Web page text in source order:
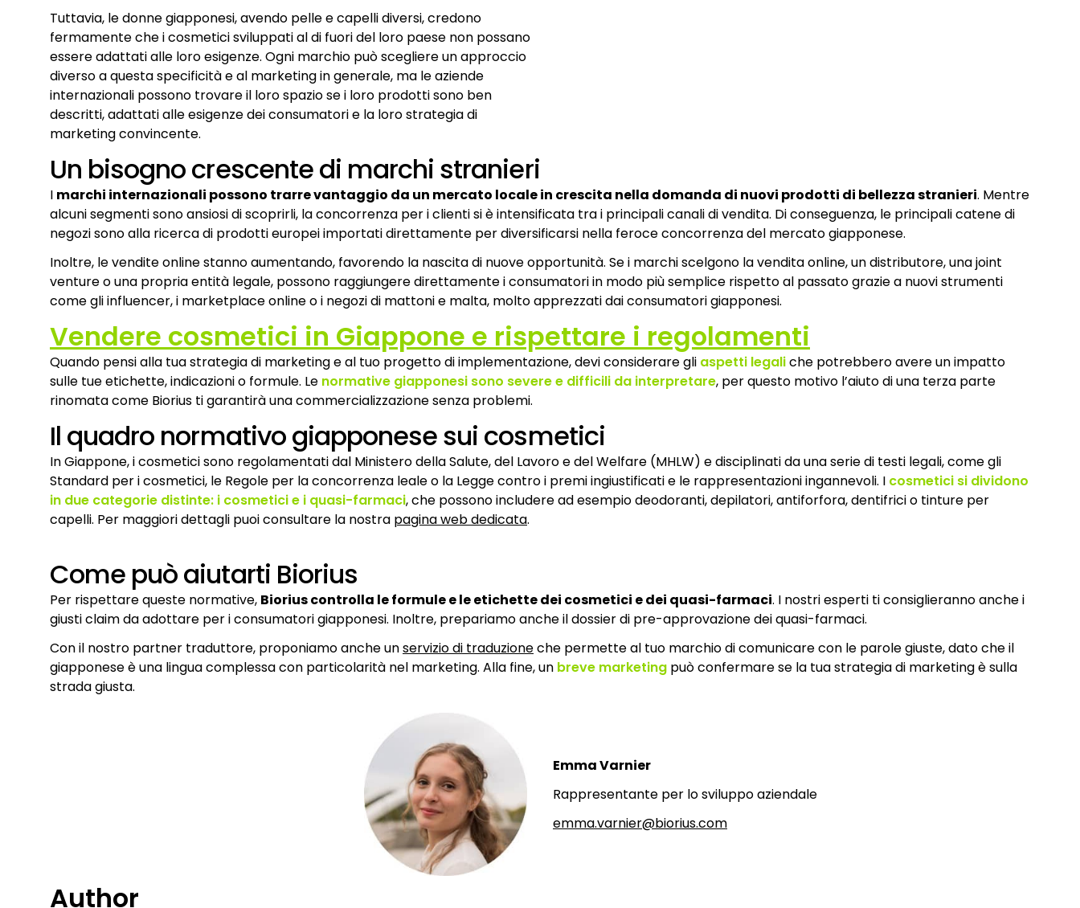
Tuttavia, le donne giapponesi, avendo pelle e capelli diversi, credono
fermamente che i cosmetici sviluppati al di fuori del loro paese non possano
essere adattati alle loro esigenze. Ogni marchio può scegliere un approccio
diverso a questa specificità e al marketing in generale, ma le aziende
internazionali possono trovare il loro spazio se i loro prodotti sono ben
descritti, adattati alle esigenze dei consumatori e la loro strategia di
marketing convincente.
Un bisogno crescente di marchi stranieri
I marchi internazionali possono trarre vantaggio da un mercato locale in crescita nella domanda di nuovi prodotti di bellezza stranieri. Mentre
alcuni segmenti sono ansiosi di scoprirli, la concorrenza per i clienti si è intensificata tra i principali canali di vendita. Di conseguenza, le principali catene di
negozi sono alla ricerca di prodotti europei importati direttamente per diversificarsi nella feroce concorrenza del mercato giapponese.
Inoltre, le vendite online stanno aumentando, favorendo la nascita di nuove opportunità. Se i marchi scelgono la vendita online, un distributore, una joint
venture o una propria entità legale, possono raggiungere direttamente i consumatori in modo più semplice rispetto al passato grazie a nuovi strumenti
come gli influencer, i marketplace online o i negozi di mattoni e malta, molto apprezzati dai consumatori giapponesi.
Vendere cosmetici in Giappone e rispettare i regolamenti
Quando pensi alla tua strategia di marketing e al tuo progetto di implementazione, devi considerare gli aspetti legaliche potrebbero avere un impatto
sulle tue etichette, indicazioni o formule. Le normative giapponesi sono severe e difficili da interpretare, per questo motivo l’aiuto di una terza parte
rinomata come Biorius ti garantirà una commercializzazione senza problemi.
Il quadro normativo giapponese sui cosmetici
In Giappone, i cosmetici sono regolamentati dal Ministero della Salute, del Lavoro e del Welfare (MHLW) e disciplinati da una serie di testi legali, come gli
Standard per i cosmetici, le Regole per la concorrenza leale o la Legge contro i premi ingiustificati e le rappresentazioni ingannevoli. I cosmetici si dividono
in due categorie distinte: i cosmetici e i quasi-farmaci, che possono includere ad esempio deodoranti, depilatori, antiforfora, dentifrici o tinture per
capelli. Per maggiori dettagli puoi consultare la nostra pagina web dedicata.
Come può aiutarti Biorius
Per rispettare queste normative, Biorius controlla le formule e le etichette dei cosmetici e dei quasi-farmaci. I nostri esperti ti consiglieranno anche i
giusti claim da adottare per i consumatori giapponesi. Inoltre, prepariamo anche il dossier di pre-approvazione dei quasi-farmaci.
Con il nostro partner traduttore, proponiamo anche unservizio di traduzioneche permette al tuo marchio di comunicare con le parole giuste, dato che il
giapponese è una lingua complessa con particolarità nel marketing. Alla fine, un breve marketing può confermare se la tua strategia di marketing è sulla
strada giusta.
Emma Varnier
Rappresentante per lo sviluppo aziendale
emma.varnier@biorius.com
Author